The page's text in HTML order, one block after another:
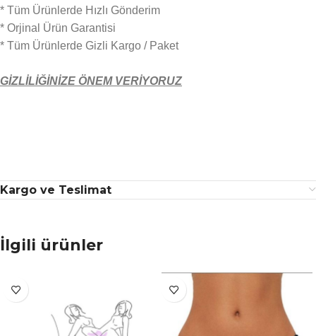
* Tüm Ürünlerde Hızlı Gönderim
* Orjinal Ürün Garantisi
* Tüm Ürünlerde Gizli Kargo / Paket
GİZLİLİĞİNİZE ÖNEM VERİYORUZ
Kargo ve Teslimat
İlgili ürünler